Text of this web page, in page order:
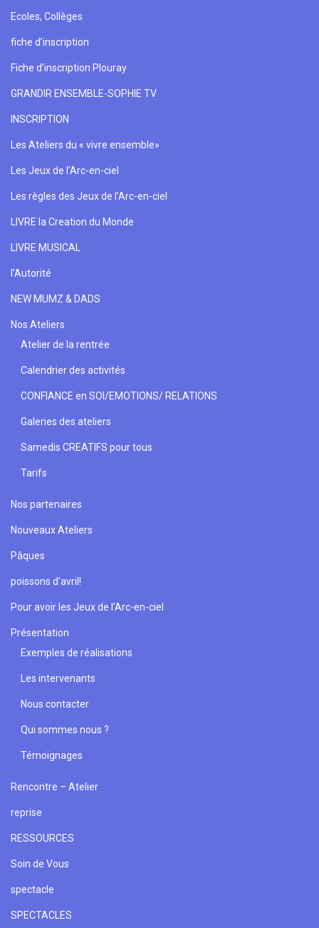
Ecoles, Collèges
fiche d’inscription
Fiche d’inscription Plouray
GRANDIR ENSEMBLE-SOPHIE TV
INSCRIPTION
Les Ateliers du « vivre ensemble»
Les Jeux de l’Arc-en-ciel
Les règles des Jeux de l’Arc-en-ciel
LIVRE la Creation du Monde
LIVRE MUSICAL
l’Autorité
NEW MUMZ & DADS
Nos Ateliers
Atelier de la rentrée
Calendrier des activités
CONFIANCE en SOI/EMOTIONS/ RELATIONS
Galeries des ateliers
Samedis CREATIFS pour tous
Tarifs
Nos partenaires
Nouveaux Ateliers
Pâques
poissons d’avril!
Pour avoir les Jeux de l’Arc-en-ciel
Présentation
Exemples de réalisations
Les intervenants
Nous contacter
Qui sommes nous ?
Témoignages
Rencontre – Atelier
reprise
RESSOURCES
Soin de Vous
spectacle
SPECTACLES